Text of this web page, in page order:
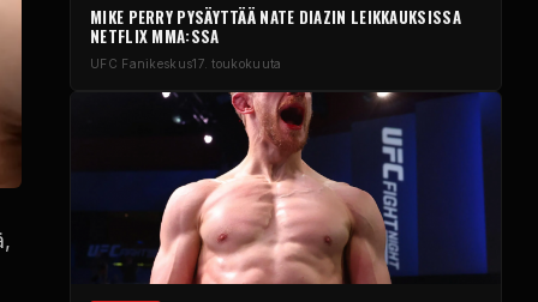
MIKE PERRY PYSÄYTTÄÄ NATE DIAZIN LEIKKAUKSISSA
NETFLIX MMA:SSA
UFC Fanikeskus17. toukokuuta